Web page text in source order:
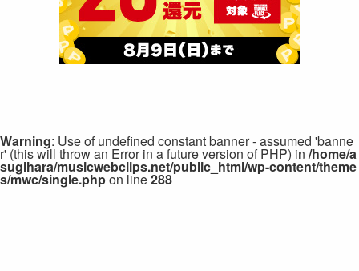
Warning: Use of undefined constant banner - assumed 'banne
r' (this will throw an Error in a future version of PHP) in /home/a
sugihara/musicwebclips.net/public_html/wp-content/theme
s/mwc/single.phpon line288